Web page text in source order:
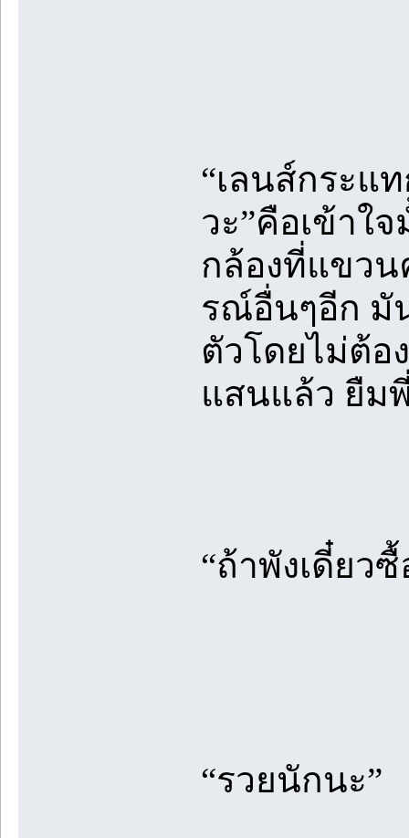
“เลนส์กระแ
วะ”คือเข้าใ
กล้องที่แขวน
รณ์อื่นๆอีก มั
ตัวโดยไม่ต้อ
แสนแล้ว ยืม
“ถ้าพังเดี๋ยว
“รวยนักนะ”